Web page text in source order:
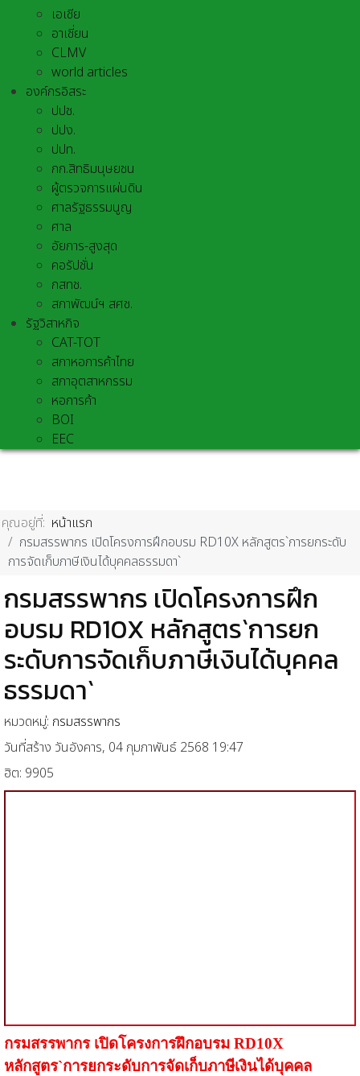
เอเชีย
อาเชี่ยน
CLMV
world articles
องค์กรอิสระ
ปปช.
ปปง.
ปปท.
กก.สิทธิมนุษยชน
ผู้ตรวจการแผ่นดิน
ศาลรัฐธรรมนูญ
ศาล
อัยการ-สูงสุด
คอรัปชั่น
กสทช.
สภาพัฒน์ฯ สศช.
รัฐวิสาหกิจ
CAT-TOT
สภาหอการค้าไทย
สภาอุตสาหกรรม
หอการค้า
BOI
EEC
คุณอยู่ที่: หน้าแรก
กรมสรรพากร เปิดโครงการฝึกอบรม RD10X หลักสูตร`การยกระดับ
การจัดเก็บภาษีเงินได้บุคคลธรรมดา`
กรมสรรพากร เปิดโครงการฝึก
อบรม RD10X หลักสูตร`การยก
ระดับการจัดเก็บภาษีเงินได้บุคคล
ธรรมดา`
หมวดหมู่: กรมสรรพากร
วันที่สร้าง วันอังคาร, 04 กุมภาพันธ์ 2568 19:47
ฮิต: 9905
กรมสรรพากร เปิดโครงการฝึกอบรม RD10X
หลักสูตร`การยกระดับการจัดเก็บภาษีเงินได้บุคคล